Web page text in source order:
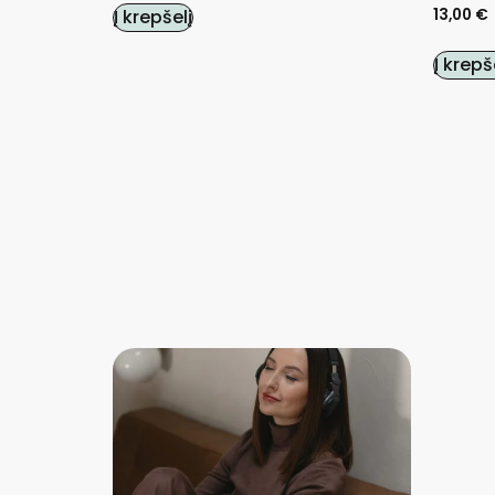
Į krepšelį 13,00 €
Į